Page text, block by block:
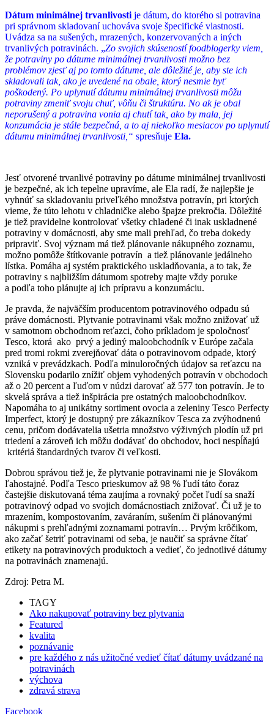
Dátum minimálnej trvanlivosti je dátum, do ktorého si potravina
pri správnom skladovaní uchováva svoje špecifické vlastnosti.
Uvádza sa na sušených, mrazených, konzervovaných a iných
trvanlivých potravinách. „Zo svojich skúseností foodblogerky viem,
že potraviny po dátume minimálnej trvanlivosti možno bez
problémov zjesť aj po tomto dátume, ale dôležité je, aby ste ich
skladovali tak, ako je uvedené na obale, ktorý nesmie byť
poškodený. Po uplynutí dátumu minimálnej trvanlivosti môžu
potraviny zmeniť svoju chuť, vôňu či štruktúru. No ak je obal
neporušený a potravina vonia aj chutí tak, ako by mala, jej
konzumácia je stále bezpečná, a to aj niekoľko mesiacov po uplynutí
dátumu minimálnej trvanlivosti,“ spresňuje Ela.
Jesť otvorené trvanlivé potraviny po dátume minimálnej trvanlivosti
je bezpečné, ak ich tepelne upravíme, ale Ela radí, že najlepšie je
vyhnúť sa skladovaniu priveľkého množstva potravín, pri ktorých
vieme, že túto lehotu v chladničke alebo špajze prekročia. Dôležité
je tiež pravidelne kontrolovať všetky chladené či inak uskladnené
potraviny v domácnosti, aby sme mali prehľad, čo treba dokedy
pripraviť. Svoj význam má tiež plánovanie nákupného zoznamu,
možno pomôže štítkovanie potravín a tiež plánovanie jedálneho
lístka. Pomáha aj systém praktického uskladňovania, a to tak, že
potraviny s najbližším dátumom spotreby majte vždy poruke
a podľa toho plánujte aj ich prípravu a konzumáciu.
Je pravda, že najväčším producentom potravinového odpadu sú
práve domácnosti. Plytvanie potravinami však možno znižovať už
v samotnom obchodnom reťazci, čoho príkladom je spoločnosť
Tesco, ktorá ako prvý a jediný maloobchodník v Európe začala
pred tromi rokmi zverejňovať dáta o potravinovom odpade, ktorý
vzniká v prevádzkach. Podľa minuloročných údajov sa reťazcu na
Slovensku podarilo znížiť objem vyhodených potravín v obchodoch
až o 20 percent a ľuďom v núdzi darovať až 577 ton potravín. Je to
skvelá správa a tiež inšpirácia pre ostatných maloobchodníkov.
Napomáha to aj unikátny sortiment ovocia a zeleniny Tesco Perfecty
Imperfect, ktorý je dostupný pre zákazníkov Tesca za zvýhodnenú
cenu, pričom dodávatelia ušetria množstvo výživných plodín už pri
triedení a zároveň ich môžu dodávať do obchodov, hoci nespĺňajú
kritériá štandardných tvarov či veľkosti.
Dobrou správou tiež je, že plytvanie potravinami nie je Slovákom
ľahostajné. Podľa Tesco prieskumov až 98 % ľudí táto čoraz
častejšie diskutovaná téma zaujíma a rovnaký počet ľudí sa snaží
potravinový odpad vo svojich domácnostiach znižovať. Či už je to
mrazením, kompostovaním, zaváraním, sušením či plánovanými
nákupmi s prehľadnými zoznamami potravín… Prvým krôčikom,
ako začať šetriť potravinami od seba, je naučiť sa správne čítať
etikety na potravinových produktoch a vedieť, čo jednotlivé dátumy
na potravinách znamenajú.
Zdroj: Petra M.
TAGY
Ako nakupovať potraviny bez plytvania
Featured
kvalita
poznávanie
pre každého z nás užitočné vedieť čítať dátumy uvádzané na
potravinách
výchova
zdravá strava
Facebook